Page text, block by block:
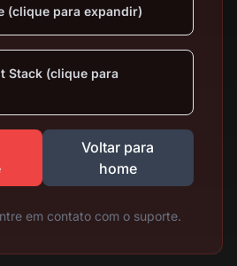
(clique para expandir)
Stack (clique para
Voltar para
home
em contato com o suporte.